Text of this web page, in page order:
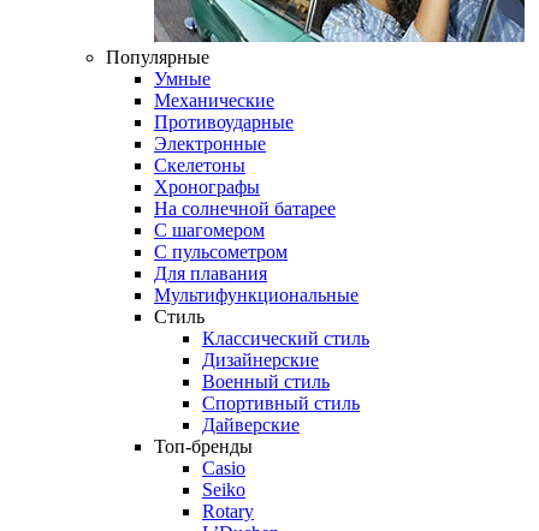
Популярные
Умные
Механические
Противоударные
Электронные
Скелетоны
Хронографы
На солнечной батарее
С шагомером
С пульсометром
Для плавания
Мультифункциональные
Стиль
Классический стиль
Дизайнерские
Военный стиль
Спортивный стиль
Дайверские
Топ-бренды
Casio
Seiko
Rotary